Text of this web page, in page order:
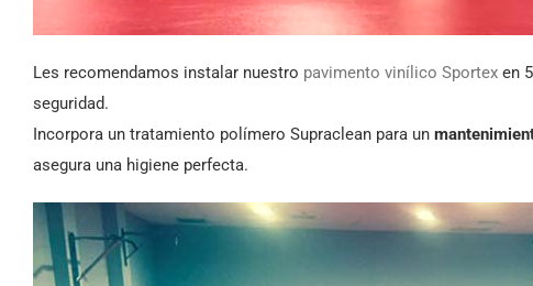
Les recomendamos instalar nuestro pavimento vinílico Sportex en
seguridad.
Incorpora un tratamiento polímero Supraclean para un
asegura una higiene perfecta.